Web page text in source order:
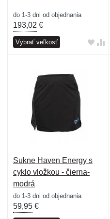
do 1-3 dni od objednania
193,02 €
Vybrať veľkosť
Sukne Haven Energy s
cyklo vložkou - čierna-
modrá
do 1-3 dni od objednania
59,95 €